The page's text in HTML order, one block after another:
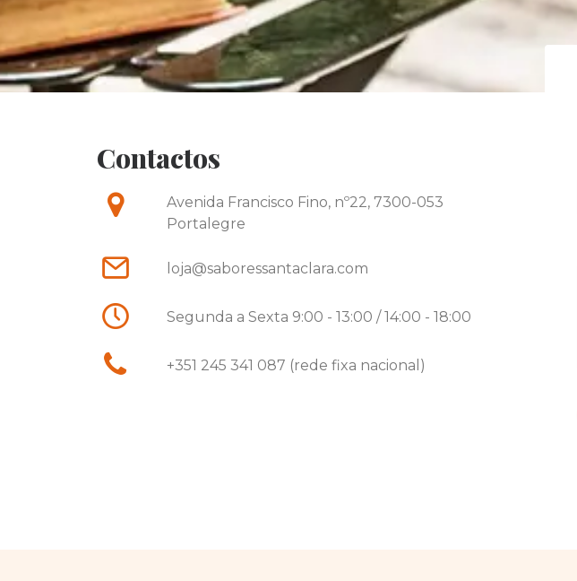
Contactos
Avenida Francisco Fino, nº22, 7300-053
Portalegre
loja@saboressantaclara.com
Segunda a Sexta 9:00 - 13:00 / 14:00 - 18:00
+351 245 341 087 (rede fixa nacional)